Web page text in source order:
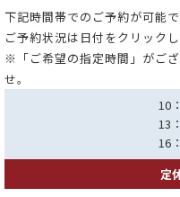
下記時間帯でのご予約が可能で
ご予約状況は日付をクリック
※「ご希望の指定時間」がご
せ。
10
13
16
定